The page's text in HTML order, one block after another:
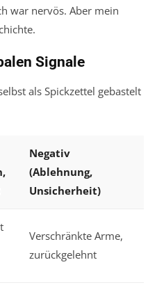
war nervös. Aber mein
Signale
als Spickzettel gebastelt
Negativ
(Ablehnung,
Unsicherheit)
Verschränkte Arme,
zurückgelehnt